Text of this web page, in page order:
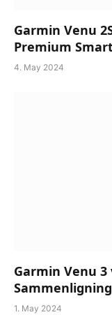
Garmin Venu
Premium
4. May 2024
Garmin Venu 3
1. May 2024